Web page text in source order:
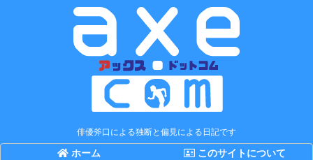
俳優斧口による独断と偏見による日記です
ホーム このサイトについて